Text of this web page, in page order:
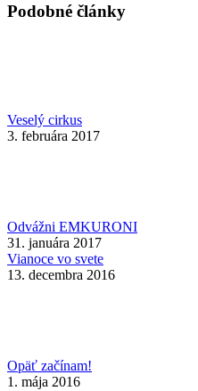
Podobné články
Veselý cirkus
3. februára 2017
Odvážni EMKURONI
31. januára 2017
Vianoce vo svete
13. decembra 2016
Opäť začínam!
1. mája 2016